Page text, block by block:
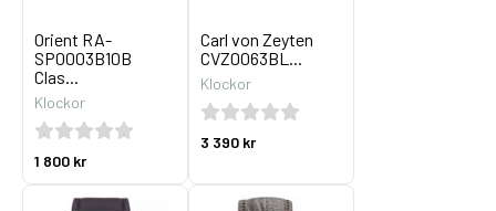
Orient RA-
SP0003B10B
Clas...
Klockor
1 800 kr
Carl von Zeyten
CVZ0063BL...
Klockor
3 390 kr